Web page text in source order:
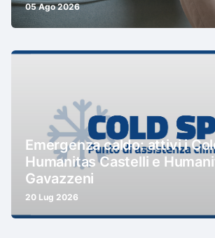
05 Ago 2026
Emergenza caldo: attivi i
Humanitas Castelli e
Gavazzeni
20 Lug 2026